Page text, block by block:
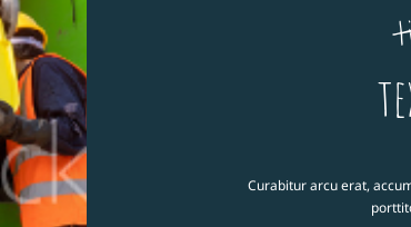
Curabitur arcu erat,